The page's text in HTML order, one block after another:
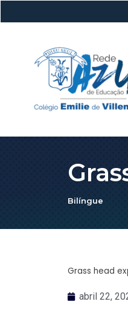
Bilíngue
Grass head
abril 22,